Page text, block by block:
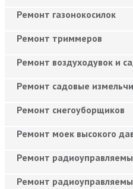
Ремонт газонокосилок
Ремонт триммеров
Ремонт воздуходувок и
Ремонт садовые
Ремонт снегоуборщиков
Ремонт моек высокого
Ремонт
Ремонт